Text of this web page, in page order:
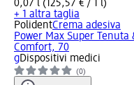
0,07 l (125,57 € / 1 l)
+ 1 altra taglia
PolidentCrema adesiva
Power Max Super Tenuta
Comfort, 70
gDispositivi medici
(0)